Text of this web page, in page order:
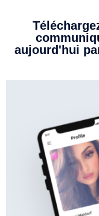
aujourd'hui